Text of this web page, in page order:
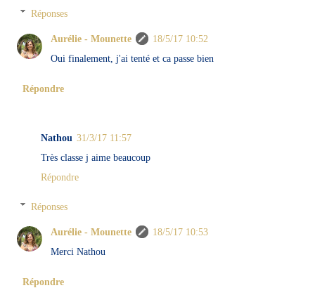
Réponses
Aurélie - Mounette
18/5/17 10:52
Oui finalement, j'ai tenté et ca passe bien
Répondre
Nathou 31/3/17 11:57
Très classe j aime beaucoup
Répondre
Réponses
Aurélie - Mounette
18/5/17 10:53
Merci Nathou
Répondre